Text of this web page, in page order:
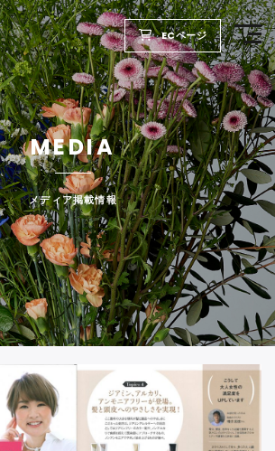
ECページ
MEDIA
メディア掲載情報
TOP
PRODUCTS
WELLBEING REPORT
FOR SALON
COMPANY
RECRUIT
CONTACT